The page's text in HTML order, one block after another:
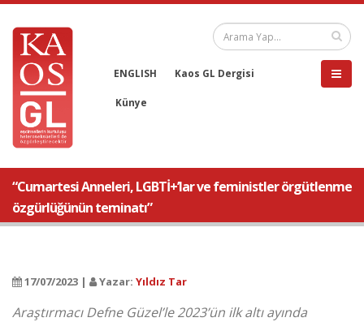
ENGLISH Kaos GL Dergisi
Künye
“Cumartesi Anneleri, LGBTİ+’lar ve feministler örgütlenme
özgürlüğünün teminatı”
17/07/2023 | Yazar: Yıldız Tar
Araştırmacı Defne Güzel’le 2023’ün ilk altı ayında